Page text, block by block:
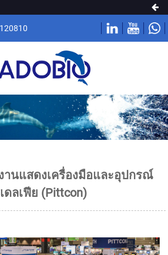
านแสดงเครื่องมือและอุปกรณ์
ลเฟีย (Pittcon)